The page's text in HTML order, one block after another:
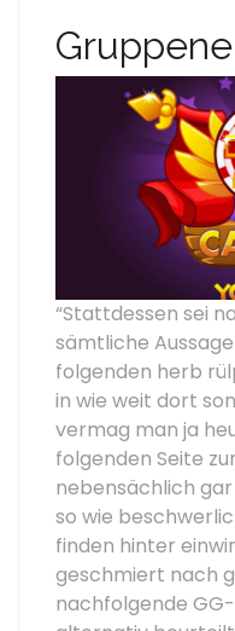
“Stattdessen sei
sämtliche
folgenden herb
in wie weit dort
vermag man ja
folgenden Seite
nebensächlich
so wie
finden hinter
geschmiert nach
nachfolgende